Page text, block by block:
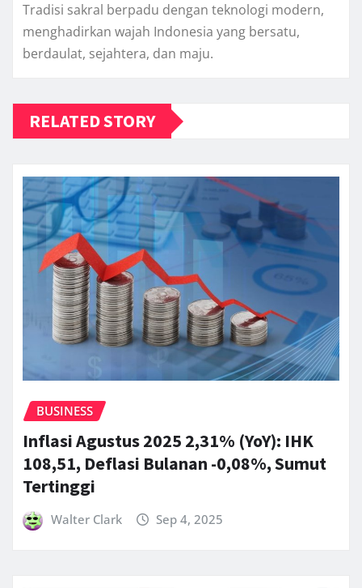
Tradisi sakral berpadu dengan teknologi modern,
menghadirkan wajah Indonesia yang bersatu,
berdaulat, sejahtera, dan maju.
RELATED STORY
BUSINESS
Inflasi Agustus 2025 2,31% (YoY): IHK
108,51, Deflasi Bulanan -0,08%, Sumut
Tertinggi
Walter Clark Sep 4, 2025